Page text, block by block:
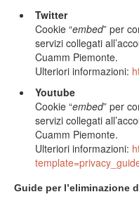
Twitter
Cookie “embed” per
servizi collegati
Cuamm Piemonte.
Ulteriori informazioni:
Youtube
Cookie “embed” per
servizi collegati
Cuamm Piemonte.
Ulteriori informazioni:
Guide per l’eliminazione